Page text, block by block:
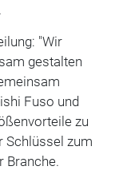
"Wir
gestalten
Fuso und
zu
Schlüssel zum
Branche.